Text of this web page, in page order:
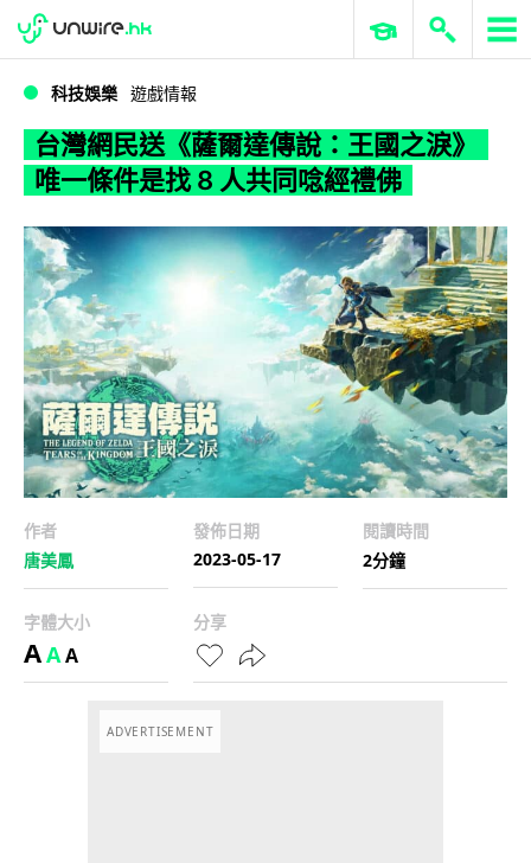
WWDC 2026 ERP 與商業 AI
科技娛樂 遊戲情報
台灣網民送《薩爾達傳說：王國之淚》
唯一條件是找 8 人共同唸經禮佛
作者
唐美鳳
發佈日期
2023-05-17
閱讀時間
2分鐘
字體大小
AAA
分享
ADVERTISEMENT